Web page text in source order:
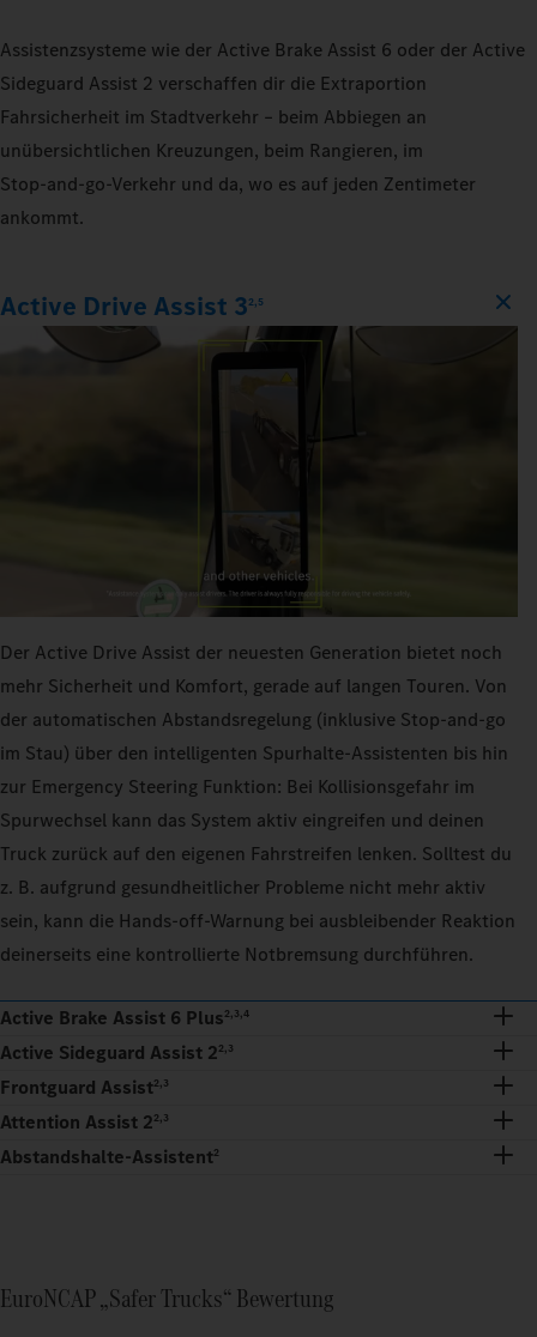
Assistenzsysteme wie der Active Brake Assist 6 oder der Active
Sideguard Assist 2 verschaffen dir die Extraportion
Fahrsicherheit im Stadtverkehr – beim Abbiegen an
unübersichtlichen Kreuzungen, beim Rangieren, im
Stop‑and‑go‑Verkehr und da, wo es auf jeden Zentimeter
ankommt.
Active Drive Assist 32,5
Der Active Drive Assist der neuesten Generation bietet noch
mehr Sicherheit und Komfort, gerade auf langen Touren. Von
der automatischen Abstandsregelung (inklusive Stop-and-go
im Stau) über den intelligenten Spurhalte-Assistenten bis hin
zur Emergency Steering Funktion: Bei Kollisionsgefahr im
Spurwechsel kann das System aktiv eingreifen und deinen
Truck zurück auf den eigenen Fahrstreifen lenken. Solltest du
z. B. aufgrund gesundheitlicher Probleme nicht mehr aktiv
sein, kann die Hands-off-Warnung bei ausbleibender Reaktion
deinerseits eine kontrollierte Notbremsung durchführen.
Active Brake Assist 6 Plus2,3,4
Active Sideguard Assist 22,3
Frontguard Assist2,3
Attention Assist 22,3
Abstandshalte-Assistent2
EuroNCAP „Safer Trucks“ Bewertung